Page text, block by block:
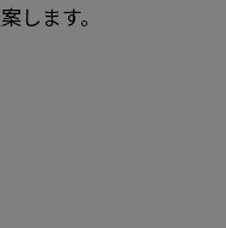
します。